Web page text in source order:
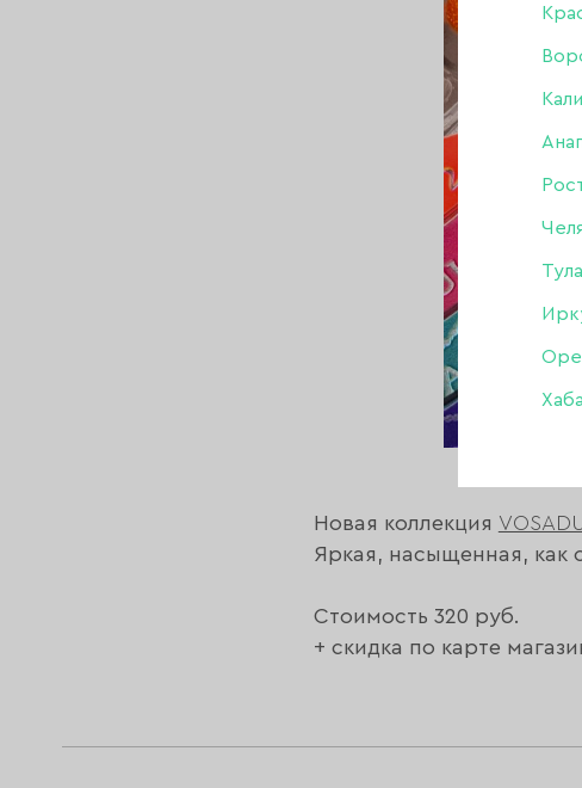
Тула
Новая коллекция
Яркая, насыщенная, как
Стоимость 320 руб.
+ скидка по карте